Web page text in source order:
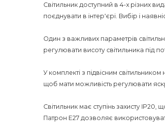
Світильник доступний в 4-х різних
поєднувати в інтер'єрі. Вибір і
Один з важливих параметрів
регулювати висоту світильника під
У комплекті з підвісним
щоб мати можливість регулювати
Світильник має ступінь захисту
Патрон E27 дозволяє